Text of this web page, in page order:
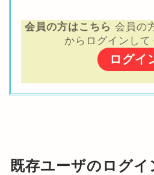
会員の方はこちら 会員の
からログインして
ログイ
既存ユーザのログイ